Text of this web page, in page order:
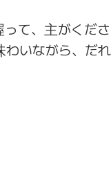
て、主がくだ
いながら、だ